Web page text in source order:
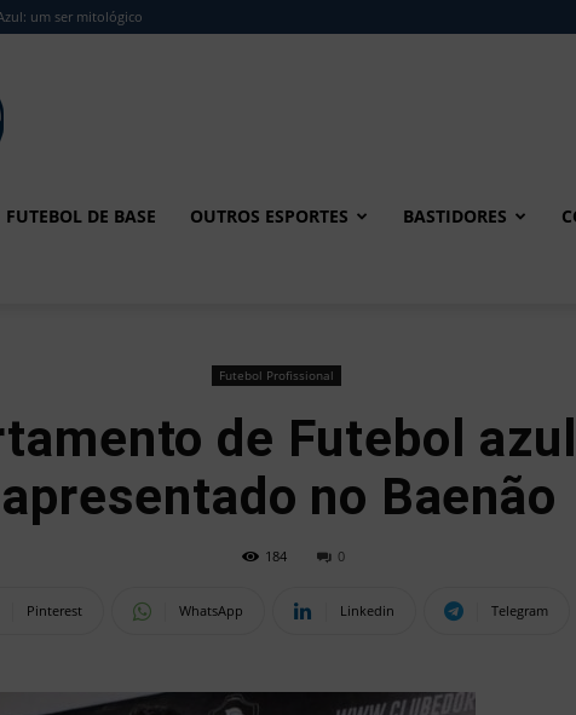
um ser mitológico
FUTEBOL DE BASE OUTROS ESPORTES BASTIDORES
Futebol Profissional
de Futebol
apresentado no Baenão
184 0
Pinterest WhatsApp Linkedin Telegram